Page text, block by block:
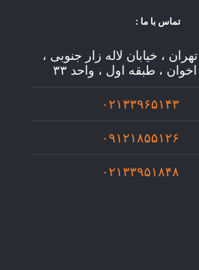
تماس با ما :
، خیابان لاله زار جنوبی ،
، طبقه اول ، واحد ۳۳
۰۲۱۳۳۹۶۵۱۴۳
۰۹۱۲۱۸۵۵۱۲۶
۰۲۱۳۳۹۵۱۸۴۸